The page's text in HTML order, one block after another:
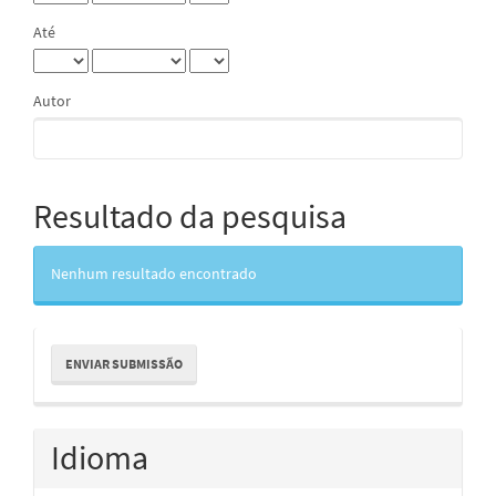
Até
Autor
Resultado da pesquisa
Nenhum resultado encontrado
Enviar
Submissão
ENVIAR SUBMISSÃO
Idioma